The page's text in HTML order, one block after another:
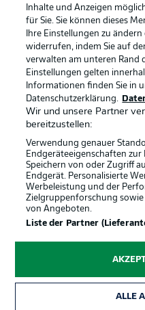
Broadcaster
Jobs
Partner
Liveticker
© 2026
Inhalte und Anzeigen
für Sie. Sie können dieses
Ihre Einstellungen zu
widerrufen, indem Sie auf
verwalten am unteren Rand
Einstellungen gelten
Informationen finden Sie in
Datenschutzerklärung.
Wir und unsere Partner
bereitzustellen:
Verwendung genauer
Endgeräteeigenschaften
Speichern von oder Zugriff
Endgerät. Personalisierte
Werbeleistung und der
Zielgruppenforschung
von Angeboten.
Liste der Partner
ALLE